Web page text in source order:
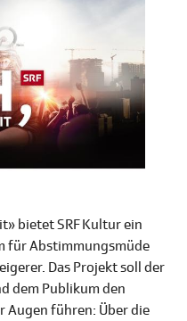
bietet SRF Kultur ein
für Abstimmungsmüde
Das Projekt soll der
dem Publikum den
Augen führen: Über die